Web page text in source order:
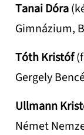
Tanai Dóra
Gimnázium,
Tóth Kristóf
Gergely
Ullmann
Német